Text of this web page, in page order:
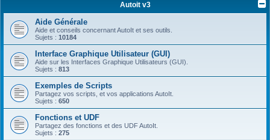
Autoit v3
Aide Générale
Aide et conseils concernant AutoIt et ses outils.
Sujets : 10184
Interface Graphique Utilisateur (GUI)
Aide sur les Interfaces Graphique Utilisateurs (GUI).
Sujets : 813
Exemples de Scripts
Partagez vos scripts, et vos applications AutoIt.
Sujets : 650
Fonctions et UDF
Partagez des fonctions et des UDF AutoIt.
Sujets : 275